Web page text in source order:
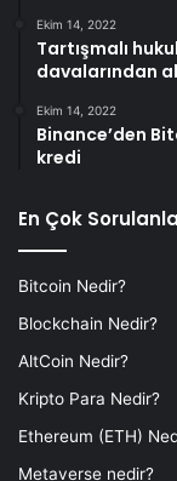
Ekim 14, 2022
Tartışmalı
davalarından
Ekim 14, 2022
Binance’den
kredi
En Çok
Bitcoin Nedir?
Blockchain Nedir?
AltCoin Nedir?
Kripto Para Nedir?
Ethereum (ETH)
Metaverse nedir?